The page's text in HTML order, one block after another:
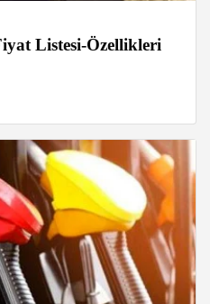
Listesi-Özellikleri